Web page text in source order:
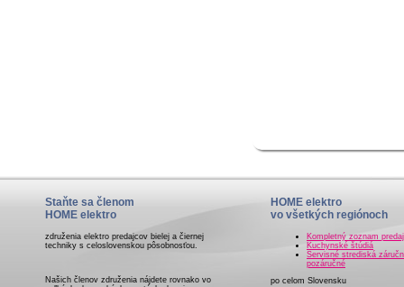
Staňte sa členom
HOME elektro
združenia elektro predajcov bielej a čiernej
techniky s celoslovenskou pôsobnosťou.
Našich členov združenia nájdete rovnako vo
HOME elektro
vo všetkých regiónoch
Kompletný zoznam
Kuchynské štúdiá
Servisné strediská
pozáručné
po celom Slovensku